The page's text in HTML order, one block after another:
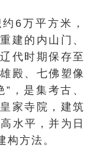
6万平方米，
建的内山门、
代时期保存至
殿、七佛塑像
，是集考古、
家寺院，建筑
水平，并为日
构方法。